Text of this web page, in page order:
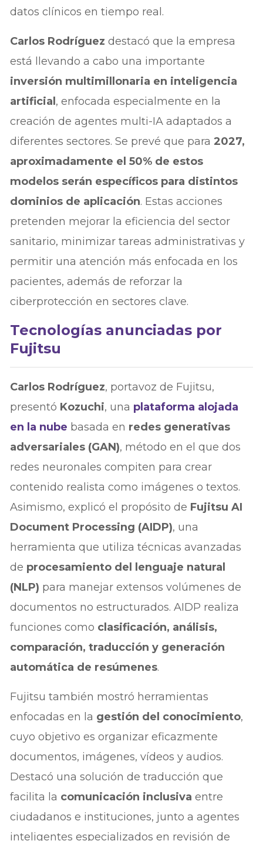
datos clínicos en tiempo real.
Carlos Rodríguez destacó que la empresa
está llevando a cabo una importante
inversión multimillonaria en inteligencia
artificial , enfocada especialmente en la
creación de agentes multi-IA adaptados a
diferentes sectores. Se prevé que para2027,
aproximadamente el 50% de estos
modelos serán específicos para distintos
dominios de aplicación. Estas acciones
pretenden mejorar la eficiencia del sector
sanitario, minimizar tareas administrativas y
permitir una atención más enfocada en los
pacientes, además de reforzar la
ciberprotección en sectores clave.
Tecnologías anunciadas por
Fujitsu
Carlos Rodríguez, portavoz de Fujitsu,
presentó Kozuchi, una plataforma alojada
en la nube basada en redes generativas
adversariales (GAN), método en el que dos
redes neuronales compiten para crear
contenido realista como imágenes o textos.
Asimismo, explicó el propósito de Fujitsu AI
Document Processing (AIDP), una
herramienta que utiliza técnicas avanzadas
de procesamiento del lenguaje natural
(NLP) para manejar extensos volúmenes de
documentos no estructurados. AIDP realiza
funciones como clasificación, análisis,
comparación, traducción y generación
automática de resúmenes.
Fujitsu también mostró herramientas
enfocadas en la gestión del conocimiento,
cuyo objetivo es organizar eficazmente
documentos, imágenes, vídeos y audios.
Destacó una solución de traducción que
facilita la comunicación inclusiva entre
ciudadanos e instituciones, junto a agentes
inteligentes especializados en revisión de